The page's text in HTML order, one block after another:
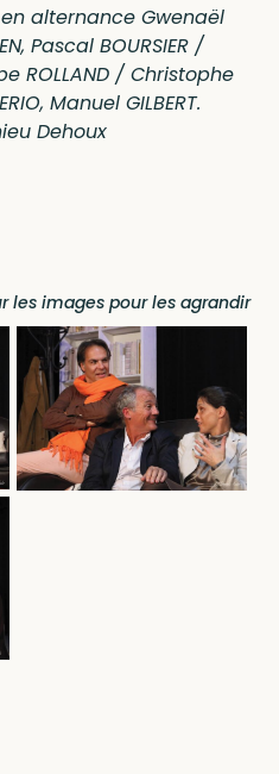
alternance Gwenaël
Pascal BOURSIER /
ROLLAND / Christophe
Manuel GILBERT.
Dehoux
les images pour les agrandir